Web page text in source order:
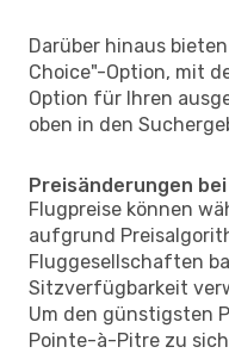
Darüber hinaus
Choice"-Option, mit
Option für Ihren
oben in den
Preisänderungen
Flugpreise können
aufgrund
Fluggesellschaften
Sitzverfügbarkeit
Um den günstigsten
Pointe-à-Pitre zu